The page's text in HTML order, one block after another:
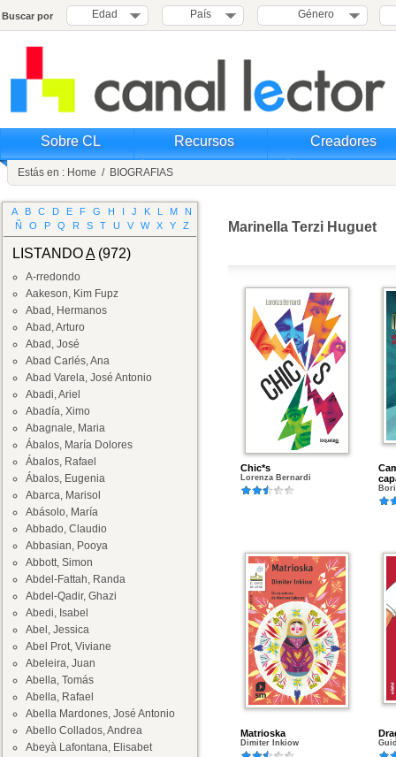
Buscar por Edad País Género
Sobre CL Recursos Creadores
Estás en : Home / BIOGRAFIAS
A B C D E F G H I J K L M
N
Ñ
O P Q R S T U V W X Y Z
LISTANDOA(972)
A-rredondo
Aakeson, Kim Fupz
Abad, Hermanos
Abad, Arturo
Abad, José
Abad Carlés, Ana
Abad Varela, José Antonio
Abadi, Ariel
Abadía, Ximo
Abagnale, Maria
Ábalos, María Dolores
Ábalos, Rafael
Ábalos, Eugenia
Abarca, Marisol
Abásolo, María
Abbado, Claudio
Abbasian, Pooya
Abbott, Simon
Abdel-Fattah, Randa
Abdel-Qadir, Ghazi
Abedi, Isabel
Abel, Jessica
Abel Prot, Viviane
Abeleira, Juan
Abella, Tomás
Abella, Rafael
Abella Mardones, José Antonio
Abello Collados, Andrea
Abeyà Lafontana, Elisabet
Marinella Terzi Huguet
Chic*s
Lorenza Bernardi
Matrioska
Dimiter Inkiow